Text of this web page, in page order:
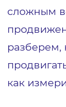
сложным
разберем,
как